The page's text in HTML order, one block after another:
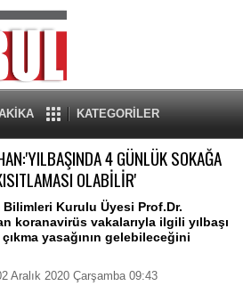
KATEGORİLER
4 GÜNLÜK SOKAĞA
OLABİLİR'
Bilimleri Kurulu Üyesi Prof.Dr.
koranavirüs vakalarıyla ilgili yılbaşı
yasağının gelebileceğini
Aralık 2020 Çarşamba 09:43